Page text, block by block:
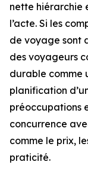
nette hiérarchie
l’acte. Si les
de voyage sont
des voyageurs
durable comme
planification
préoccupations
concurrence
comme le prix,
praticité.